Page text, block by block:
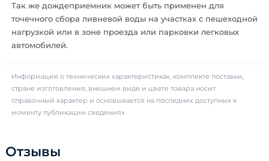
Так же дождеприемник может быть применен для
точечного сбора ливневой воды на участках с пешеходной
нагрузкой или в зоне проезда или парковки легковых
автомобилей.
Информация о технических характеристиках, комплекте поставки,
стране изготовления, внешнем виде и цвете товара носит
справочный характер и основывается на последних доступных к
моменту публикации сведениях
Отзывы